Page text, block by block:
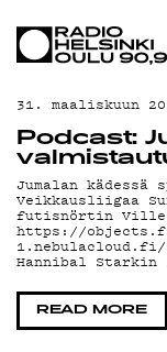
ON-
31. maaliskuun
Podcast:
Jumalan
Veikkausliigaa
futisnörtin Ville
https://
1.nebulacloud.fi/
Hannibal Starkin
READ MORE